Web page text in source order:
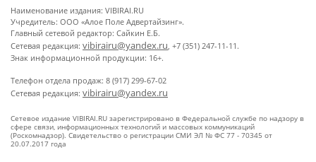
Наименование издания: VIBIRAI.RU
Учредитель: ООО «Алое Поле Адвертайзинг».
Главный сетевой редактор: Сайкин Е.Б.
Сетевая редакция: vibirairu@yandex.ru, +7 (351) 247-11-11.
Знак информационной продукции: 16+.
Телефон отдела продаж: 8 (917) 299-67-02
Сетевая редакция: vibirairu@yandex.ru
Сетевое издание VIBIRAI.RU зарегистрировано в Федеральной службе по надзору в
сфере связи, информационных технологий и массовых коммуникаций
(Роскомнадзор). Свидетельство о регистрации СМИ ЭЛ № ФС 77 - 70345 от
20.07.2017 года